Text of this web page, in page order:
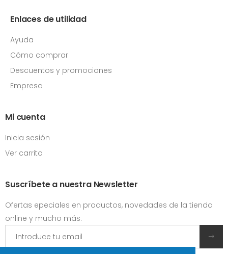
Enlaces de utilidad
Ayuda
Cómo comprar
Descuentos y promociones
Empresa
Mi cuenta
Inicia sesión
Ver carrito
Suscríbete a nuestra Newsletter
Ofertas epeciales en productos, novedades de la tienda
online y mucho más.